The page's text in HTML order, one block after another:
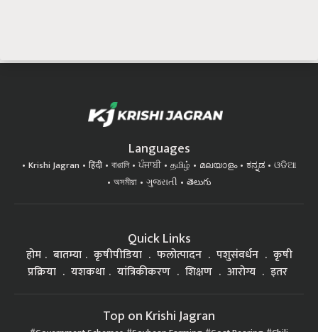
Languages
Krishi Jagran हिंदी বাঙালি ਪੰਜਾਬੀ தமிழ் മലയാളം ಕನ್ನಡ
ଓଡିଆ
অসমীয়া
ગુજરાતી తెలుగు
Quick Links
होम बातम्या कृषीपीडिया फलोत्पादन पशुसंवर्धन
कृषी
प्रक्रिया
यशकथा यांत्रिकीकरण शिक्षण आरोग्य इतर
Top on Krishi Jagran